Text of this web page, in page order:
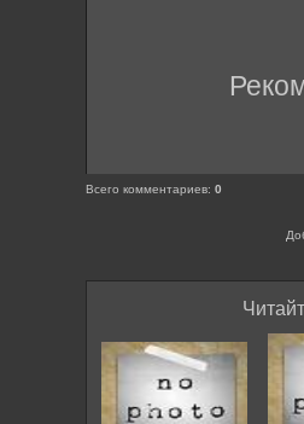
Всего комментариев:0